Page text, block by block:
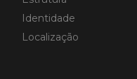
Identidade
Localização